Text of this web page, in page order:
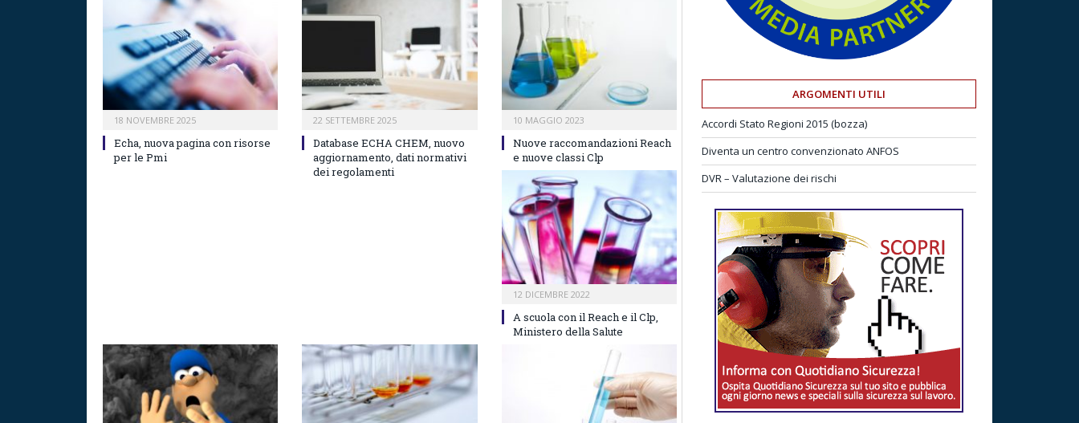
18 NOVEMBRE 2025
Echa, nuova pagina con risorse
per le Pmi
22 SETTEMBRE 2025
Database ECHA CHEM, nuovo
aggiornamento, dati normativi
dei regolamenti
10 MAGGIO 2023
Nuove raccomandazioni Reach
e nuove classi Clp
12 DICEMBRE 2022
A scuola con il Reach e il Clp,
Ministero della Salute
ARGOMENTI UTILI
Accordi Stato Regioni 2015 (bozza)
Diventa un centro convenzionato ANFOS
DVR – Valutazione dei rischi